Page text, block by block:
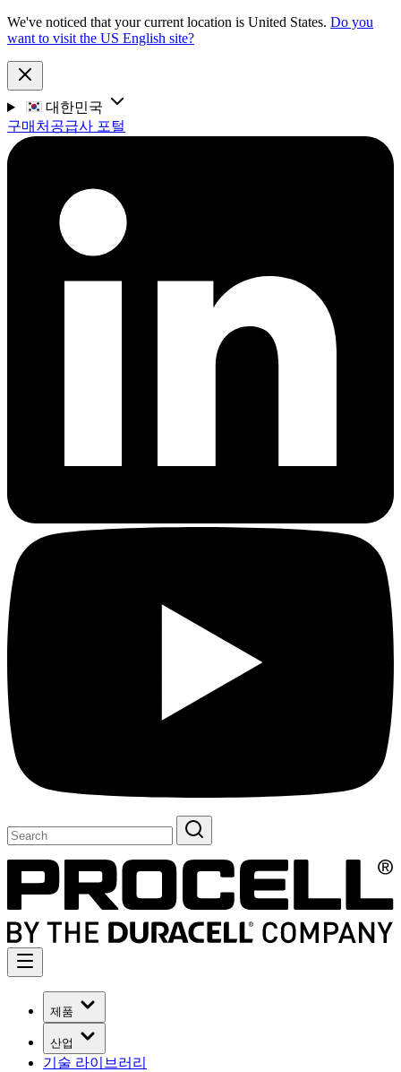
We've noticed that your current location is United States. Do you
want to visit the US English site?
대한민국
구매처 공급사 포털
제품
산업
기술 라이브러리